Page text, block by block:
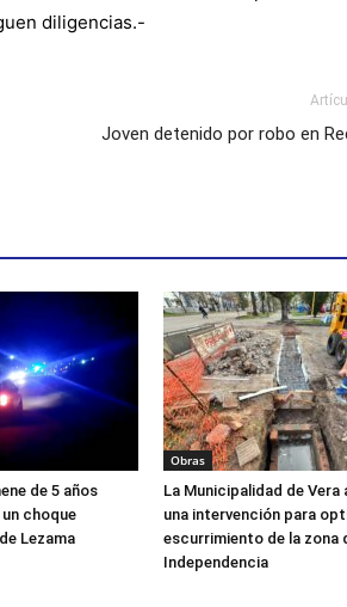
diligencias.-
Joven detenido por robo en
de 5 años
choque
Lezama
Obras
La Municipalidad de Vera
una intervención para
escurrimiento de la zona
Independencia